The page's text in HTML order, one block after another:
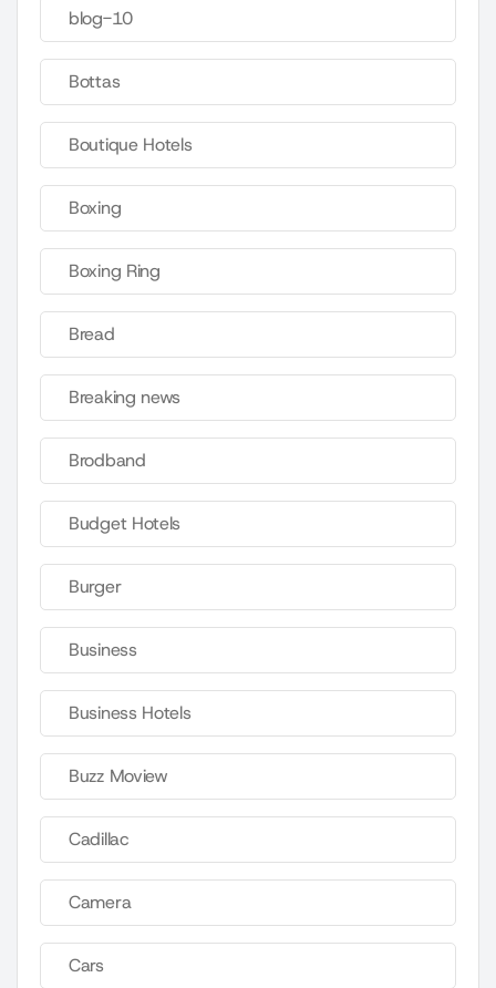
blog-10
Bottas
Boutique Hotels
Boxing
Boxing Ring
Bread
Breaking news
Brodband
Budget Hotels
Burger
Business
Business Hotels
Buzz Moview
Cadillac
Camera
Cars